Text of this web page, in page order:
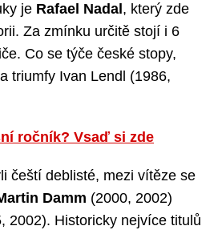
je Rafael Nadal , který zde
Za zmínku určitě stojí i 6
Co se týče české stopy,
triumfy Ivan Lendl (1986,
ročník? Vsaď si zde
čeští deblisté, mezi vítěze se
Damm (2000, 2002)
2002). Historicky nejvíce titulů